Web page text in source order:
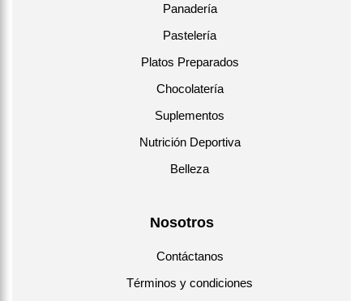
Panadería
Pastelería
Platos Preparados
Chocolatería
Suplementos
Nutrición Deportiva
Belleza
Nosotros
Contáctanos
Términos y condiciones